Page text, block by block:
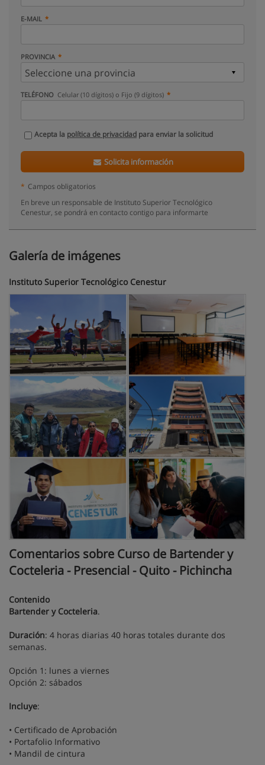
E-MAIL
PROVINCIA
TELÉFONO Celular (10 dígitos) o Fijo (9 dígitos)
Acepta la política de privacidad para enviar la solicitud
Solicita información
* Campos obligatorios
En breve un responsable de Instituto Superior Tecnológico
Cenestur, se pondrá en contacto contigo para informarte
Galería de imágenes
Instituto Superior Tecnológico Cenestur
Comentarios sobre Curso de Bartender y
Cocteleria - Presencial - Quito - Pichincha
Contenido
Bartender y Cocteleria.
Duración: 4 horas diarias 40 horas totales durante dos
semanas.
Opción 1: lunes a viernes
Opción 2: sábados
Incluye:
• Certificado de Aprobación
• Portafolio Informativo
• Mandil de cintura